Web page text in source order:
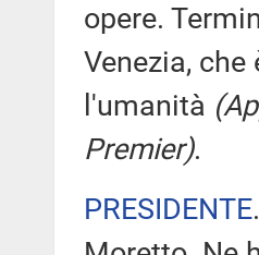
opere.
Venezia,
l'umanità
Premier).
PRESIDENTE